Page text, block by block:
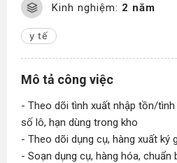
Kinh nghiệm: 2 năm
y tế
Mô tả công việc
- Theo dõi tình xuất nhập tồn/
số lô, hạn dùng trong kho
- Theo dõi dụng cụ, hàng xuất ký
- Soạn dụng cụ, hàng hóa, chuẩn